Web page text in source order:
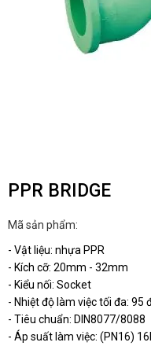
PPR BRIDGE
Mã sản phẩm:
- Vật liệu: nhựa PPR
- Kích cỡ: 20mm - 32mm
- Kiểu nối: Socket
- Nhiệt độ làm việc tối đa: 95
- Tiêu chuẩn: DIN8077/8088
- Áp suất làm việc: (PN16)